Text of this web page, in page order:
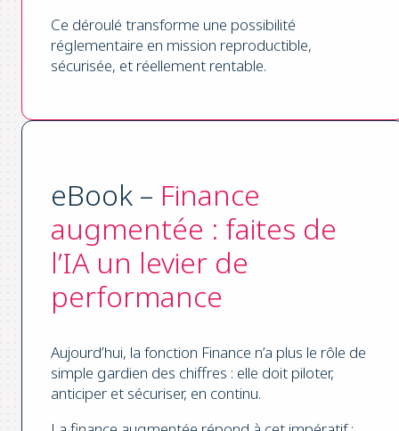
Ce déroulé transforme une possibilité
réglementaire en mission reproductible,
sécurisée, et réellement rentable.
eBook – Finance
augmentée : faites de
l’IA un levier de
performance
Aujourd’hui, la fonction Finance n’a plus le rôle de
simple gardien des chiffres : elle doit piloter,
anticiper et sécuriser, en continu.